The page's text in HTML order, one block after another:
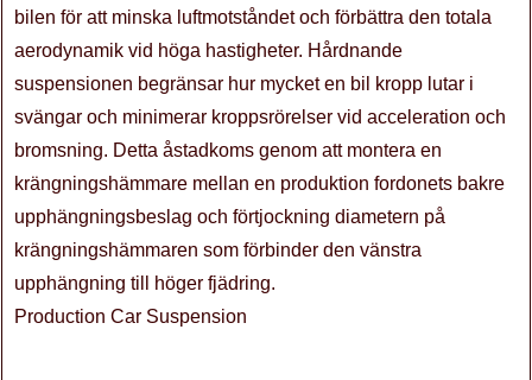
bilen för att minska luftmotståndet och förbättra den totala
aerodynamik vid höga hastigheter. Hårdnande
suspensionen begränsar hur mycket en bil kropp lutar i
svängar och minimerar kroppsrörelser vid acceleration och
bromsning. Detta åstadkoms genom att montera en
krängningshämmare mellan en produktion fordonets bakre
upphängningsbeslag och förtjockning diametern på
krängningshämmaren som förbinder den vänstra
upphängning till höger fjädring.
Production Car Suspension